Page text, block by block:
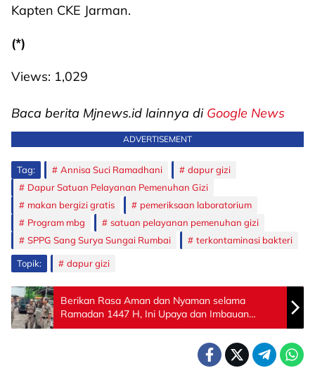
Kapten CKE Jarman.
(*)
Views: 1,029
Baca berita Mjnews.id lainnya di Google News
ADVERTISEMENT
Tag: Annisa Suci Ramadhani
dapur gizi
Dapur Satuan Pelayanan Pemenuhan Gizi
makan bergizi gratis
pemeriksaan laboratorium
Program mbg
satuan pelayanan pemenuhan gizi
SPPG Sang Surya Sungai Rumbai
terkontaminasi bakteri
Topik: dapur gizi
Berikan Rasa Aman dan Nyaman selama
Ramadan 1447 H, Ini Upaya dan Imbauan
Satpol PP Kota Sawahlunto